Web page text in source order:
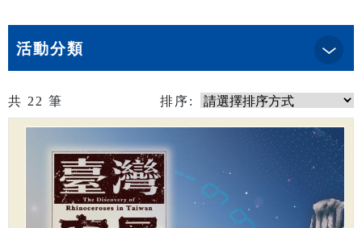
活動分類
共 22 筆 排序: